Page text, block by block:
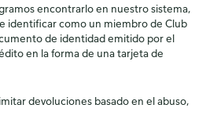
encontrarlo en nuestro sistema,
identificar como un miembro de Club
de identidad emitido por el
en la forma de una tarjeta de
devoluciones basado en el abuso,